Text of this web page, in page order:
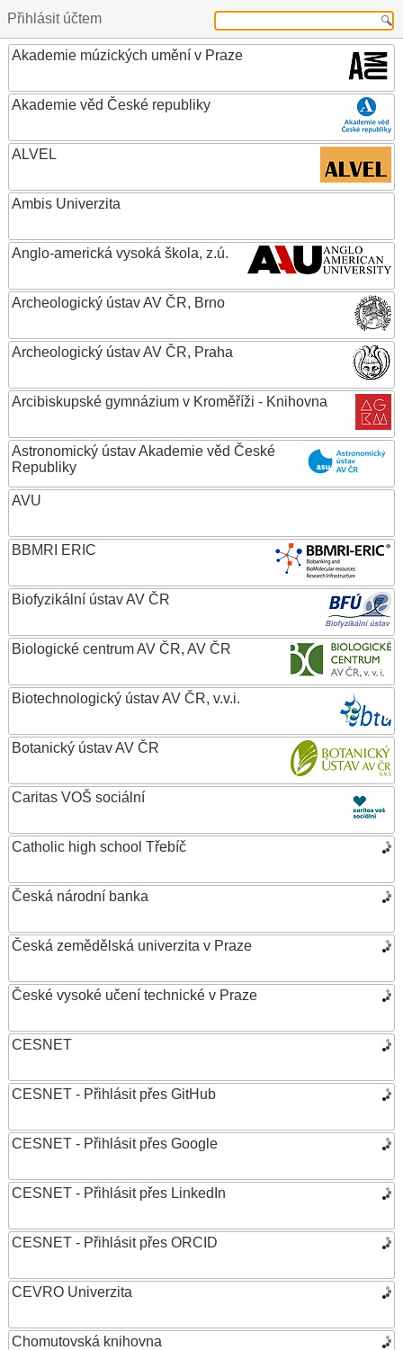
Přihlásit účtem
Akademie múzických umění v Praze
Akademie věd České republiky
ALVEL
Ambis Univerzita
Anglo-americká vysoká škola, z.ú.
Archeologický ústav AV ČR, Brno
Archeologický ústav AV ČR, Praha
Arcibiskupské gymnázium v Kroměříži - Knihovna
Astronomický ústav Akademie věd České
Republiky
AVU
BBMRI ERIC
Biofyzikální ústav AV ČR
Biologické centrum AV ČR, AV ČR
Biotechnologický ústav AV ČR, v.v.i.
Botanický ústav AV ČR
Caritas VOŠ sociální
Catholic high school Třebíč
Česká národní banka
Česká zemědělská univerzita v Praze
České vysoké učení technické v Praze
CESNET
CESNET - Přihlásit přes GitHub
CESNET - Přihlásit přes Google
CESNET - Přihlásit přes LinkedIn
CESNET - Přihlásit přes ORCID
CEVRO Univerzita
Chomutovská knihovna